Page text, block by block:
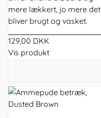
mere lækkert, jo mere det
bliver brugt og vasket.
129,00 DKK
Vis produkt